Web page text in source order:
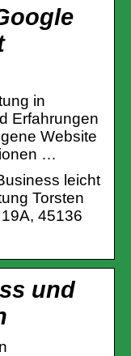
in
Erfahrungen
Website
…
leicht
Torsten
45136
und